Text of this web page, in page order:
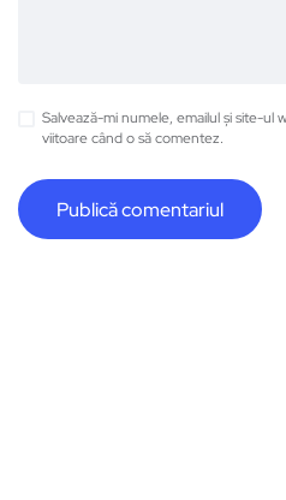
Salvează-mi numele, emailul și site-ul
viitoare când o să comentez.